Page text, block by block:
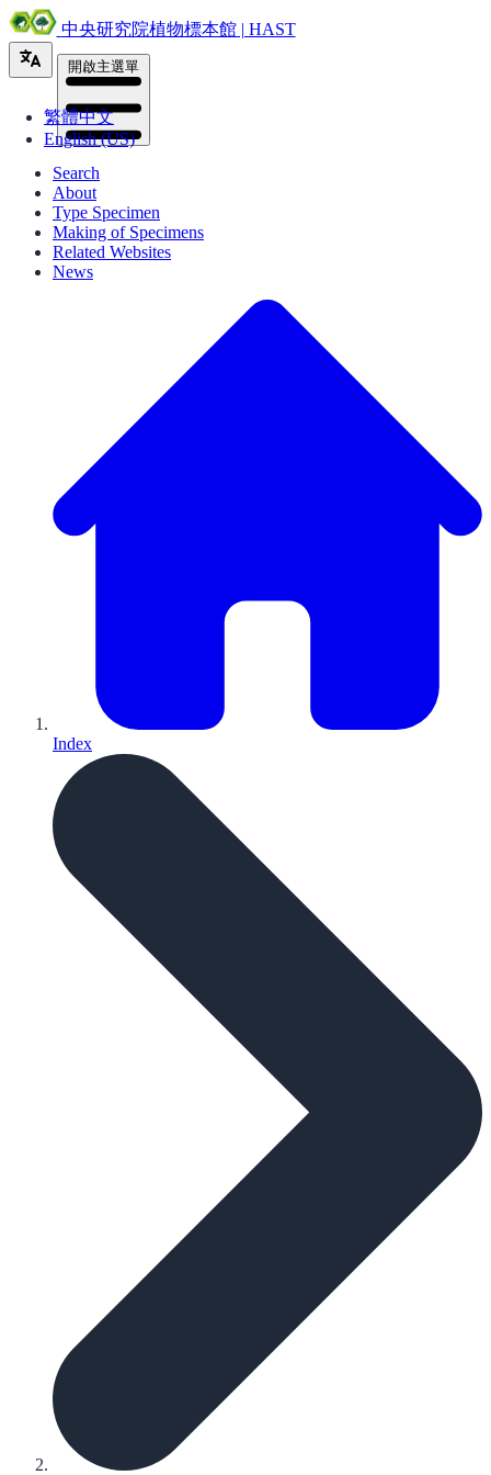
中央研究院植物標本館 | HAST
繁體中文
English (US)
開啟主選單
Search
About
Type Specimen
Making of Specimens
Related Websites
News
Index